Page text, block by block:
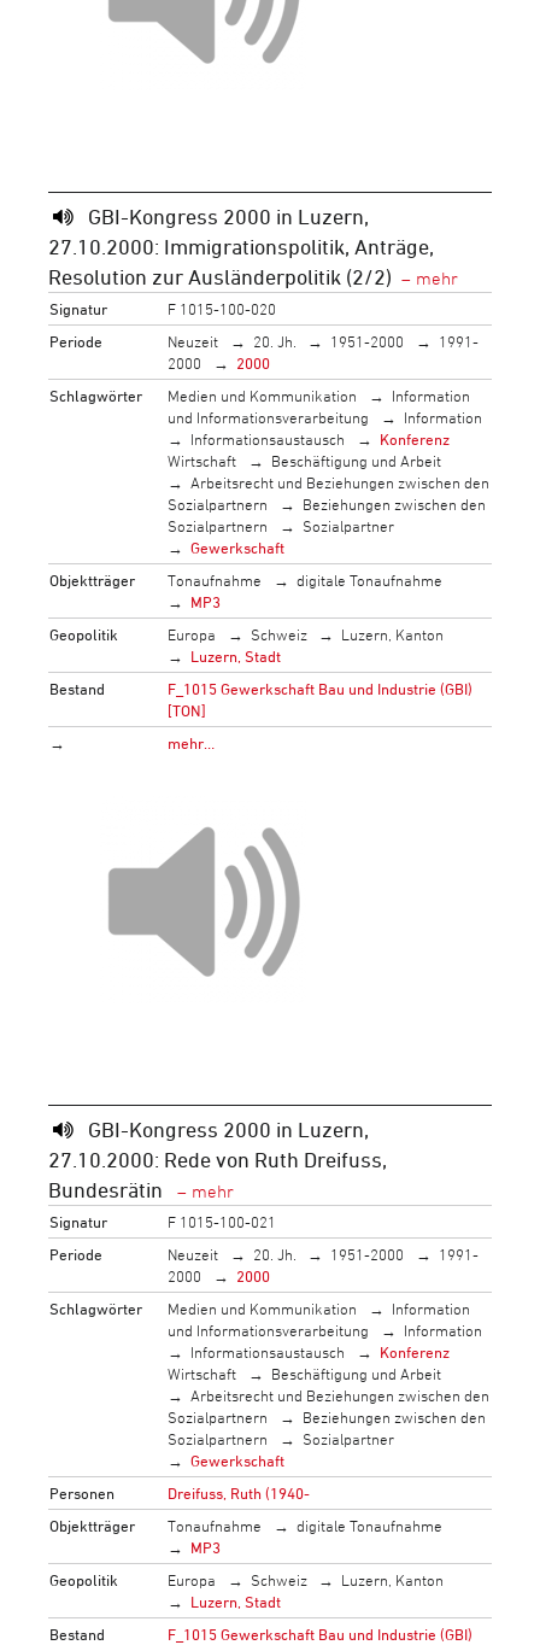
GBI-Kongress 2000 in Luzern,
27.10.2000: Immigrationspolitik, Anträge,
Resolution zur Ausländerpolitik (2/2)
Signatur
F 1015-100-020
Periode
Neuzeit 20. Jh. 1951-2000
1991-
2000
2000
Schlagwörter
Medien und Kommunikation
Information
und Informationsverarbeitung
Information
Informationsaustausch
Konferenz
Wirtschaft
Beschäftigung und Arbeit
Arbeitsrecht und Beziehungen zwischen den
Sozialpartnern
Beziehungen zwischen den
Sozialpartnern
Sozialpartner
Gewerkschaft
Objektträger
Tonaufnahme
digitale Tonaufnahme
MP3
Geopolitik
Europa Schweiz
Luzern, Kanton
Luzern, Stadt
Bestand
F_1015 Gewerkschaft Bau und Industrie (GBI)
[TON]
→
mehr…
GBI-Kongress 2000 in Luzern,
27.10.2000: Rede von Ruth Dreifuss,
Bundesrätin
Signatur
F 1015-100-021
Periode
Neuzeit 20. Jh. 1951-2000
1991-
2000
2000
Schlagwörter
Medien und Kommunikation
Information
und Informationsverarbeitung
Information
Informationsaustausch
Konferenz
Wirtschaft
Beschäftigung und Arbeit
Arbeitsrecht und Beziehungen zwischen den
Sozialpartnern
Beziehungen zwischen den
Sozialpartnern
Sozialpartner
Gewerkschaft
Personen
Dreifuss, Ruth (1940-
Objektträger
Tonaufnahme
digitale Tonaufnahme
MP3
Geopolitik
Europa Schweiz
Luzern, Kanton
Luzern, Stadt
Bestand
F_1015 Gewerkschaft Bau und Industrie (GBI)